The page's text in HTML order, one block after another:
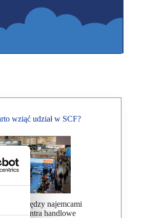
wziąć udział w SCF?
między najemcami
centra handlowe